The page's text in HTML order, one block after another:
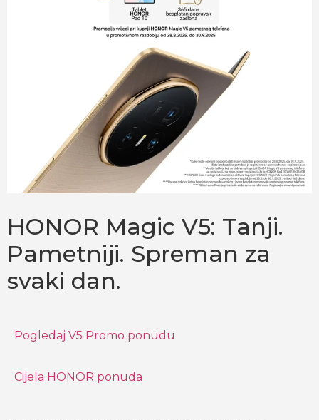
HONOR Magic V5: Tanji.
Pametniji. Spreman za
svaki dan.
Pogledaj V5 Promo ponudu
Cijela HONOR ponuda